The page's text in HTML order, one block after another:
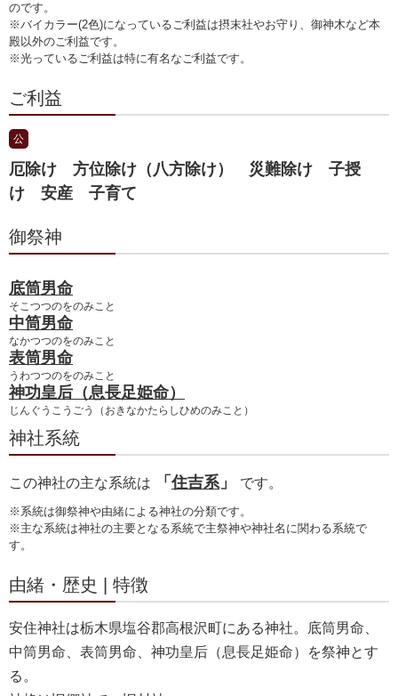
のです。
※バイカラー(2色)になっているご利益は摂末社やお守り、御神木など本
殿以外のご利益です。
※光っているご利益は特に有名なご利益です。
ご利益
公
厄除け 方位除け（八方除け） 災難除け 子授
け 安産 子育て
御祭神
底筒男命
そこつつのをのみこと
中筒男命
なかつつのをのみこと
表筒男命
うわつつのをのみこと
神功皇后（息長足姫命）
じんぐうこうごう（おきなかたらしひめのみこと）
神社系統
この神社の主な系統は 「住吉系」 です。
※系統は御祭神や由緒による神社の分類です。
※主な系統は神社の主要となる系統で主祭神や神社名に関わる系統で
す。
由緒・歴史 | 特徴
安住神社は栃木県塩谷郡高根沢町にある神社。底筒男命、
中筒男命、表筒男命、神功皇后（息長足姫命）を祭神とす
る。